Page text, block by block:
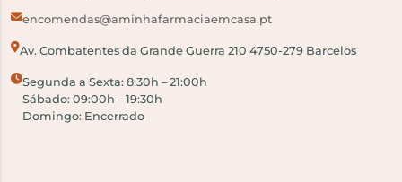
encomendas@aminhafarmaciaemcasa.pt
Av. Combatentes da Grande Guerra 210 4750-279 Barcelos
Segunda a Sexta: 8:30h – 21:00h
Sábado: 09:00h – 19:30h
Domingo: Encerrado